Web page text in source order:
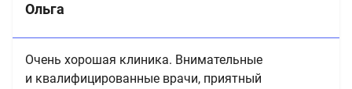
Ольга
Очень хорошая клиника. Внимательные
и квалифицированные врачи, приятный